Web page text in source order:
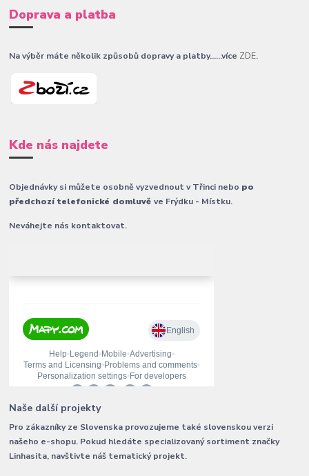
Doprava a platba
Na výběr máte několik způsobů dopravy a platby......více ZDE.
Kde nás najdete
Objednávky si můžete osobně vyzvednout v Třinci nebo po
předchozí telefonické domluvěve Frýdku - Místku.
Neváhejte nás kontaktovat.
Naše další projekty
Pro zákazníky ze Slovenska provozujeme také slovenskou verzi
našeho e-shopu. Pokud hledáte specializovaný sortiment značky
Linhasita, navštivte náš tematický projekt.